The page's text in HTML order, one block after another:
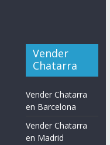
Vender
Chatarra
Vender Chatarra
en Barcelona
Vender Chatarra
en Madrid